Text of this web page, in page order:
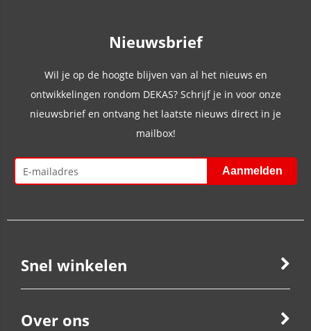
Nieuwsbrief
Wil je op de hoogte blijven van al het nieuws en
ontwikkelingen rondom DEKAS? Schrijf je in voor onze
nieuwsbrief en ontvang het laatste nieuws direct in je
mailbox!
Snel winkelen
Over ons